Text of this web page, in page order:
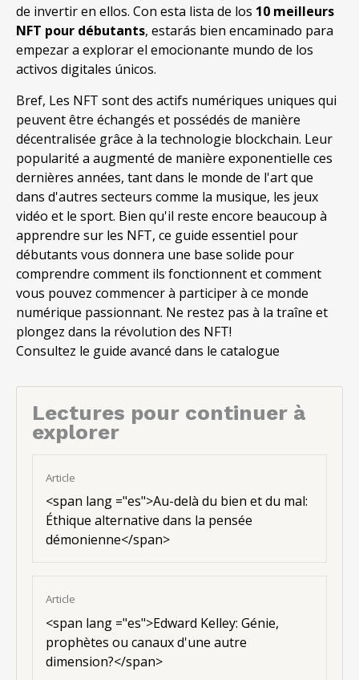
de invertir en ellos. Con esta lista de los 10 meilleurs
NFT pour débutants, estarás bien encaminado para
empezar a explorar el emocionante mundo de los
activos digitales únicos.
Bref, Les NFT sont des actifs numériques uniques qui
peuvent être échangés et possédés de manière
décentralisée grâce à la technologie blockchain. Leur
popularité a augmenté de manière exponentielle ces
dernières années, tant dans le monde de l'art que
dans d'autres secteurs comme la musique, les jeux
vidéo et le sport. Bien qu'il reste encore beaucoup à
apprendre sur les NFT, ce guide essentiel pour
débutants vous donnera une base solide pour
comprendre comment ils fonctionnent et comment
vous pouvez commencer à participer à ce monde
numérique passionnant. Ne restez pas à la traîne et
plongez dans la révolution des NFT!
Consultez le guide avancé dans le catalogue
Lectures pour continuer à
explorer
Article
<span lang ="es">Au-delà du bien et du mal:
Éthique alternative dans la pensée
démonienne</span>
Article
<span lang ="es">Edward Kelley: Génie,
prophètes ou canaux d'une autre
dimension?</span>